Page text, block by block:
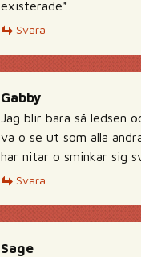
existerade*
Svara
Gabby
Jag blir bara så ledsen
va o se ut som alla
har nitar o sminkar sig
Svara
Sage